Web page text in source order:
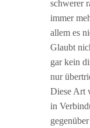
schwerer
immer
allem es
Glaubt
gar kein
nur
Diese Art
in